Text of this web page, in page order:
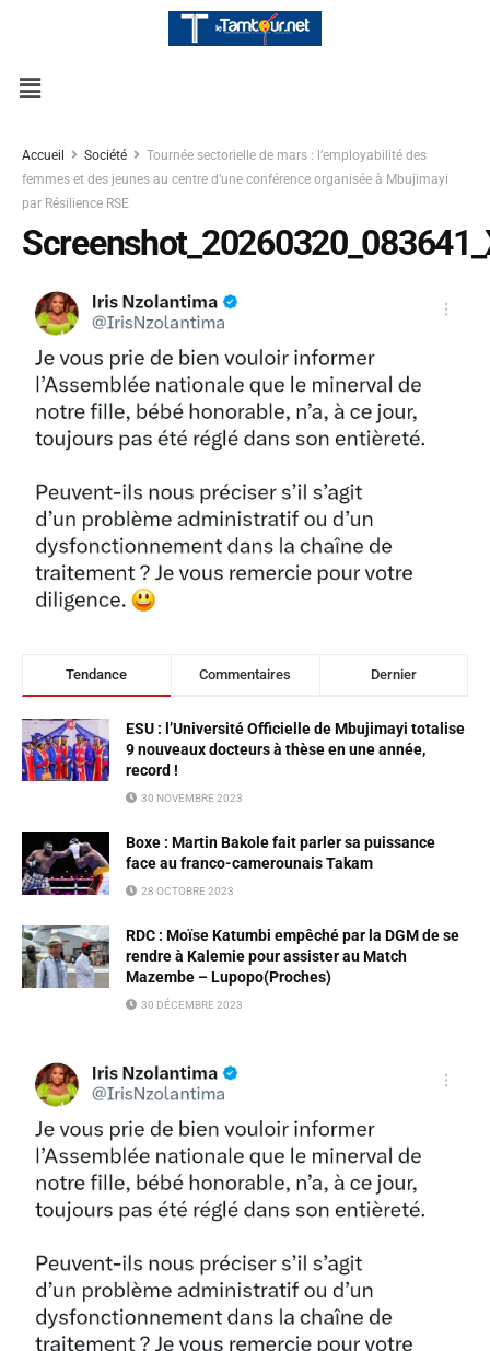
Accueil Société
Tournée sectorielle de mars : l’employabilité des
femmes et des jeunes au centre d’une conférence organisée à Mbujimayi
par Résilience RSE
Tendance Commentaires Dernier
ESU : l’Université Officielle de Mbujimayi totalise
9 nouveaux docteurs à thèse en une année,
record !
30 NOVEMBRE 2023
Boxe : Martin Bakole fait parler sa puissance
face au franco-camerounais Takam
28 OCTOBRE 2023
RDC : Moïse Katumbi empêché par la DGM de se
rendre à Kalemie pour assister au Match
Mazembe – Lupopo(Proches)
30 DÉCEMBRE 2023